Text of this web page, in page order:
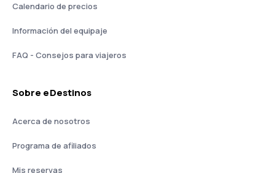
Calendario de precios
Información del equipaje
FAQ - Consejos para viajeros
Sobre eDestinos
Acerca de nosotros
Programa de afiliados
Mis reservas